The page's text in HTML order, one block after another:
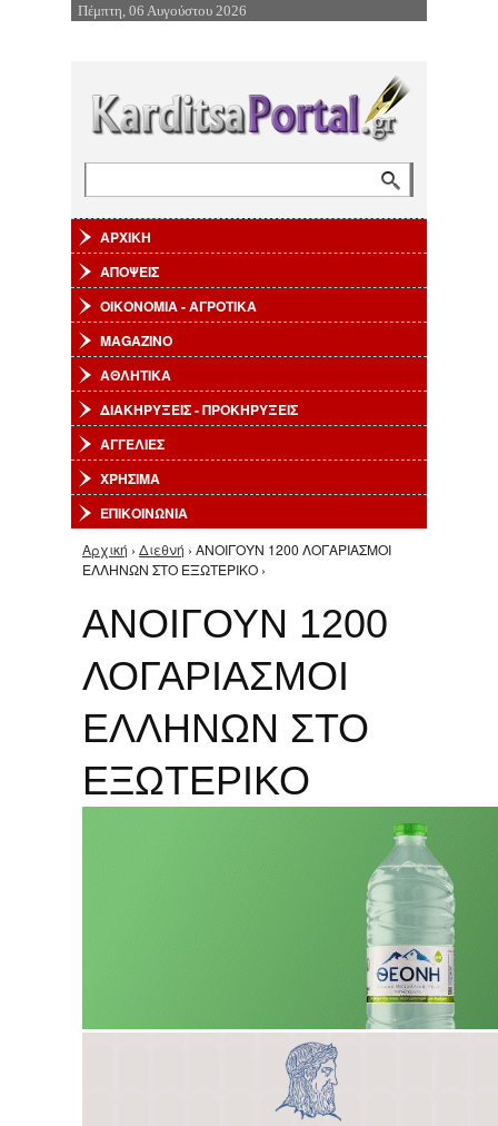
Επιστροφή στην Πλοήγηση
Πέμπτη, 06 Αυγούστου 2026
ΑΡΧΙΚΗ
ΑΠΟΨΕΙΣ
ΟΙΚΟΝΟΜΙΑ - ΑΓΡΟΤΙΚΑ
MAGAZINO
ΑΘΛΗΤΙΚΑ
ΔΙΑΚΗΡΥΞΕΙΣ - ΠΡΟΚΗΡΥΞΕΙΣ
ΑΓΓΕΛΙΕΣ
ΧΡΗΣΙΜΑ
ΕΠΙΚΟΙΝΩΝΙΑ
Είστε εδώ
Αρχική › Διεθνή › ΑΝΟΙΓΟΥΝ 1200 ΛΟΓΑΡΙΑΣΜΟΙ
ΕΛΛΗΝΩΝ ΣΤΟ ΕΞΩΤΕΡΙΚΟ ›
ΑΝΟΙΓΟΥΝ 1200
ΛΟΓΑΡΙΑΣΜΟΙ
ΕΛΛΗΝΩΝ ΣΤΟ
ΕΞΩΤΕΡΙΚΟ